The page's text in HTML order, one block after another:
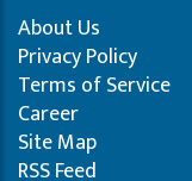
About Us
Privacy Policy
Terms of Service
Career
Site Map
RSS Feed